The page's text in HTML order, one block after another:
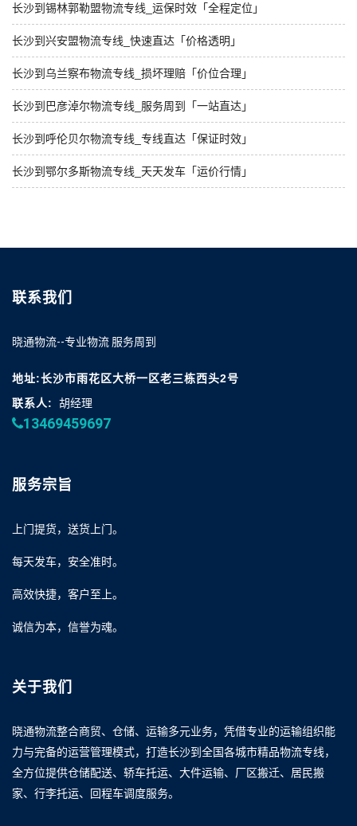
长沙到锡林郭勒盟物流专线_运保时效「全程定位」
长沙到兴安盟物流专线_快速直达「价格透明」
长沙到乌兰察布物流专线_损坏理赔「价位合理」
长沙到巴彦淖尔物流专线_服务周到「一站直达」
长沙到呼伦贝尔物流专线_专线直达「保证时效」
长沙到鄂尔多斯物流专线_天天发车「运价行情」
联系我们
晓通物流--专业物流 服务周到
地址:长沙市雨花区大桥一区老三栋西头2号
联系人:
胡经理
13469459697
服务宗旨
上门提货，送货上门。
每天发车，安全准时。
高效快捷，客户至上。
诚信为本，信誉为魂。
关于我们
晓通物流整合商贸、仓储、运输多元业务，凭借专业的运输组织能
力与完备的运营管理模式，打造长沙到全国各城市精品物流专线，
全方位提供仓储配送、轿车托运、大件运输、厂区搬迁、居民搬
家、行李托运、回程车调度服务。